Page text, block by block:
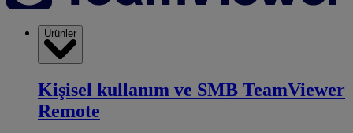
Ürünler
Kişisel kullanım ve SMB TeamViewer
Remote